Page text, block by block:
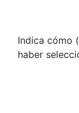
Indica cómo
haber